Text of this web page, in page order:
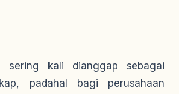
sering kali dianggap sebagai
padahal bagi perusahaan